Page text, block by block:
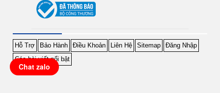
Hỗ Trợ Bảo Hành Điều Khoản Liên Hệ Sitemap
Đăng Nhập
Các bài viết nổi bật
Chat zalo